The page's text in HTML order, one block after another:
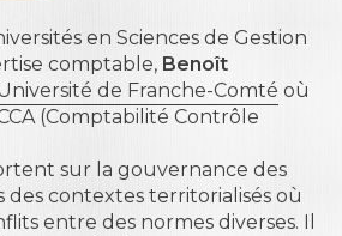
en Sciences de Gestion
comptable, Benoît
de Franche-Comté où
(Comptabilité Contrôle
sur la gouvernance des
des contextes territorialisés où
entre des normes diverses. Il